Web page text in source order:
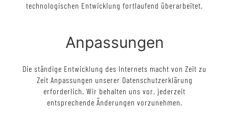
technologischen Entwicklung fortlaufend überarbeitet.
Anpassungen
Die ständige Entwicklung des Internets macht von Zeit zu
Zeit Anpassungen unserer Datenschutzerklärung
erforderlich. Wir behalten uns vor, jederzeit
entsprechende Änderungen vorzunehmen.